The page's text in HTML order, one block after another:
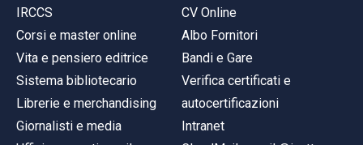
IRCCS
Corsi e master online
Vita e pensiero editrice
Sistema bibliotecario
Librerie e merchandising
Giornalisti e media
CV Online
Albo Fornitori
Bandi e Gare
Verifica certificati e
autocertificazioni
Intranet